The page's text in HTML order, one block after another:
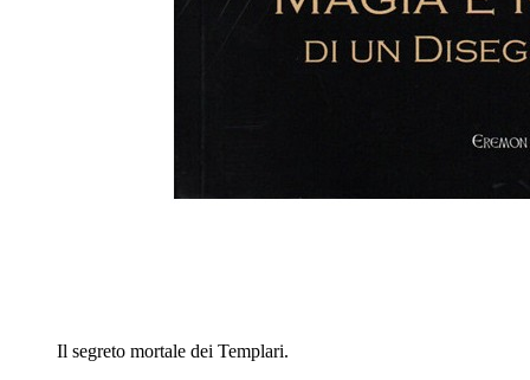
Il segreto mortale dei Templari.